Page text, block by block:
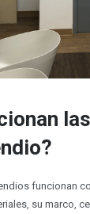
funcionan
su marco,